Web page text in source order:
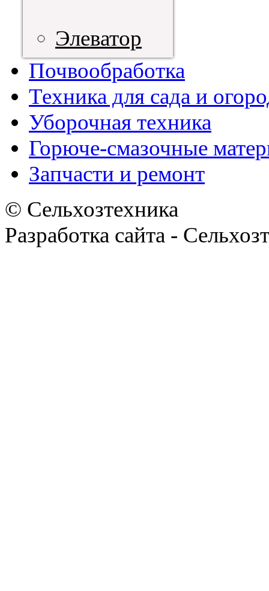
Элеватор
Почвообработка
Техника для сада и
Уборочная техника
Горюче-смазочные
Запчасти и ремонт
© Сельхозтехника
Разработка сайта -